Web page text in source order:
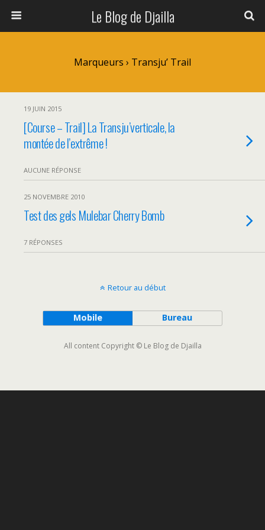
Le Blog de Djailla
Marqueurs › Transju’ Trail
19 JUIN 2015
[Course – Trail] La Transju’verticale, la
montée de l’extrême !
AUCUNE RÉPONSE
25 NOVEMBRE 2010
Test des gels Mulebar Cherry Bomb
7 RÉPONSES
Retour au début
Mobile Bureau
All content Copyright © Le Blog de Djailla